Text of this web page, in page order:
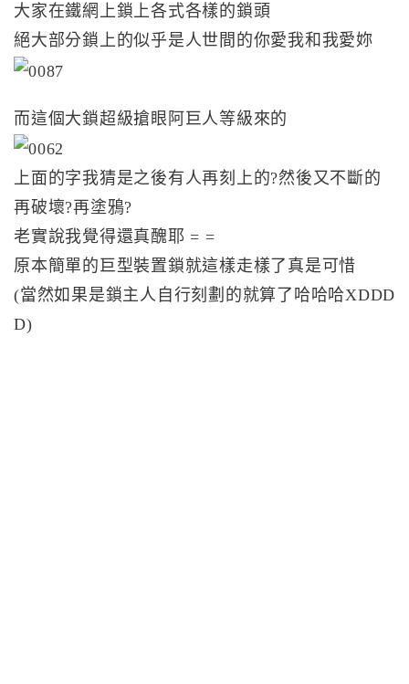
大家在鐵網上鎖上各式各樣的鎖頭
絕大部分鎖上的似乎是人世間的你愛我和我愛妳
而這個大鎖超級搶眼阿巨人等級來的
上面的字我猜是之後有人再刻上的?然後又不斷的
再破壞?再塗鴉?
老實說我覺得還真醜耶 = =
原本簡單的巨型裝置鎖就這樣走樣了真是可惜
(當然如果是鎖主人自行刻劃的就算了哈哈哈XDDD
D)